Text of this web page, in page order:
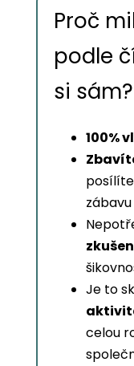
Proč
podle
si sám?
100%
zábavu
Je to
celou